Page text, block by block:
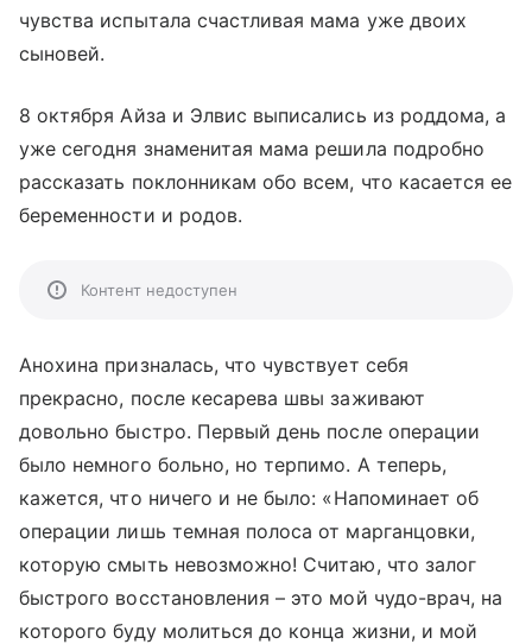
чувства испытала счастливая мама уже двоих
сыновей.
8 октября Айза и Элвис выписались из роддома, а
уже сегодня знаменитая мама решила подробно
рассказать поклонникам обо всем, что касается ее
беременности и родов.
Контент недоступен
Анохина призналась, что чувствует себя
прекрасно, после кесарева швы заживают
довольно быстро. Первый день после операции
было немного больно, но терпимо. А теперь,
кажется, что ничего и не было: «Напоминает об
операции лишь темная полоса от марганцовки,
которую смыть невозможно! Считаю, что залог
быстрого восстановления – это мой чудо-врач, на
которого буду молиться до конца жизни, и мой